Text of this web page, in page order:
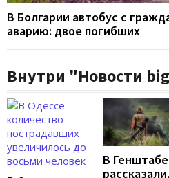
В Болгарии автобус с
аварию: двое погибших
Внутри "Новости
В Генштабе
рассказали,